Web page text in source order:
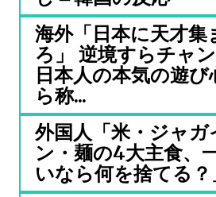
海外「日本に天才集
ろ」 逆境すらチャ
日本人の本気の遊
ら称...
外国人「米・ジャガ
ン・麺の4大主食、
いなら何を捨てる？